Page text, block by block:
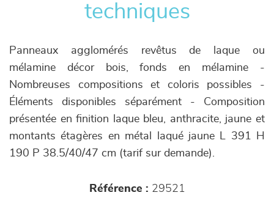
techniques
Panneaux agglomérés revêtus de laque ou
mélamine décor bois, fonds en mélamine -
Nombreuses compositions et coloris possibles -
Éléments disponibles séparément - Composition
présentée en finition laque bleu, anthracite, jaune et
montants étagères en métal laqué jaune L 391 H
190 P 38.5/40/47 cm (tarif sur demande).
Référence : 29521